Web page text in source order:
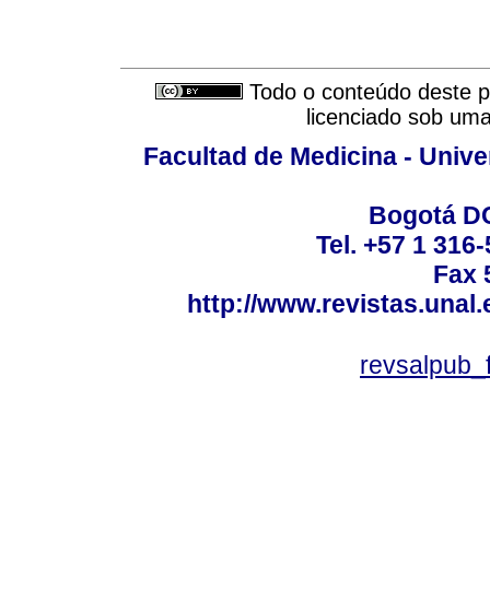
Todo o conteúdo deste
licenciado sob
Facultad de Medicina -
Bogotá
Tel. +57 1
Fax
http://